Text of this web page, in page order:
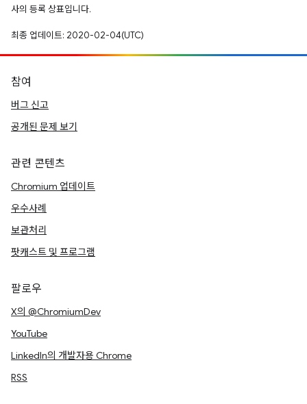
사의 등록 상표입니다.
최종 업데이트: 2020-02-04(UTC)
참여
버그 신고
공개된 문제 보기
관련 콘텐츠
Chromium 업데이트
우수사례
보관처리
팟캐스트 및 프로그램
팔로우
X의 @ChromiumDev
YouTube
LinkedIn의 개발자용 Chrome
RSS